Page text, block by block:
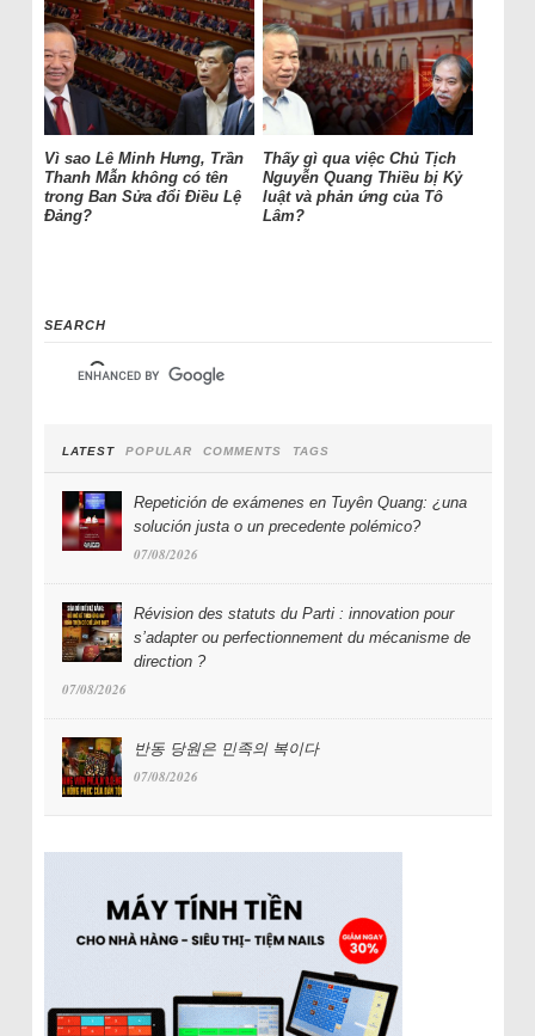
Vì sao Lê Minh Hưng, Trần
Thanh Mẫn không có tên
trong Ban Sửa đổi Điều Lệ
Đảng?
Thấy gì qua việc Chủ Tịch
Nguyễn Quang Thiều bị Kỷ
luật và phản ứng của Tô
Lâm?
SEARCH
LATEST POPULAR COMMENTS TAGS
Repetición de exámenes en Tuyên Quang: ¿una
solución justa o un precedente polémico?
07/08/2026
Révision des statuts du Parti : innovation pour
s’adapter ou perfectionnement du mécanisme de
direction ?
07/08/2026
반동 당원은 민족의 복이다
07/08/2026